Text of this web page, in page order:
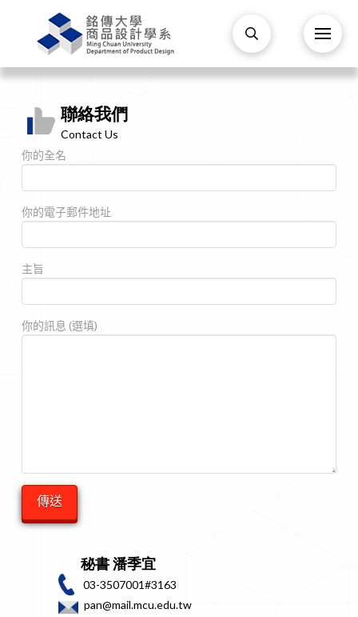
聯絡我們
Contact Us
你的全名
你的電子郵件地址
主旨
你的訊息 (選填)
秘書 潘季宜
03-3507001#3163
pan@mail.mcu.edu.tw